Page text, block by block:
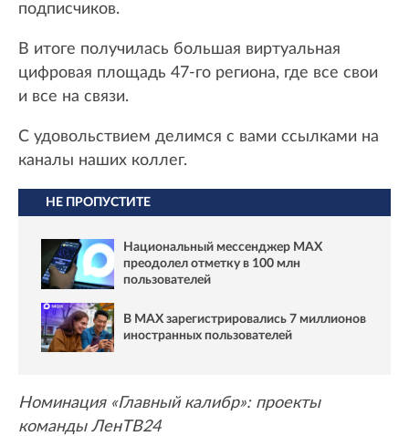
подписчиков.
В итоге получилась большая виртуальная
цифровая площадь 47-го региона, где все свои
и все на связи.
С удовольствием делимся с вами ссылками на
каналы наших коллег.
НЕ ПРОПУСТИТЕ
Национальный мессенджер MAX
преодолел отметку в 100 млн
пользователей
В MAX зарегистрировались 7 миллионов
иностранных пользователей
Номинация «Главный калибр»: проекты
команды ЛенТВ24